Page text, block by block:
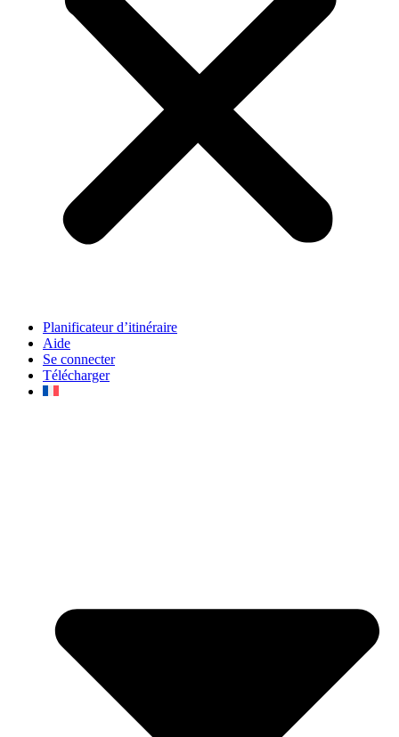
Planificateur d’itinéraire
Aide
Se connecter
Télécharger